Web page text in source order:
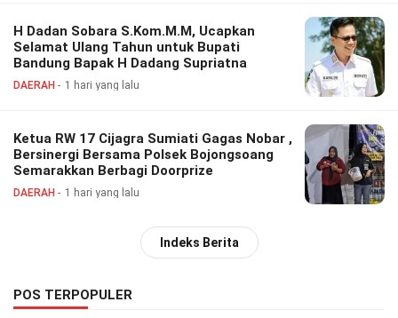
H Dadan Sobara S.Kom.M.M, Ucapkan
Selamat Ulang Tahun untuk Bupati
Bandung Bapak H Dadang Supriatna
DAERAH 1 hari yang lalu
Ketua RW 17 Cijagra Sumiati Gagas Nobar ,
Bersinergi Bersama Polsek Bojongsoang
Semarakkan Berbagi Doorprize
DAERAH 1 hari yang lalu
Indeks Berita
POS TERPOPULER